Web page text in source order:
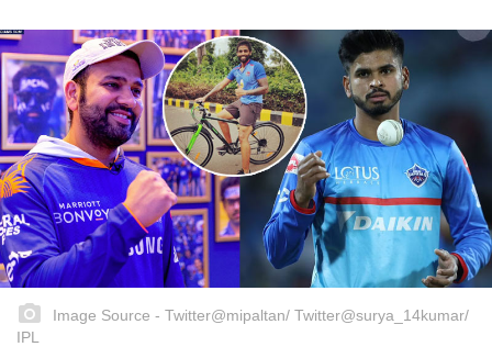
Image Source - Twitter@mipaltan/ Twitter@surya_14kumar/
IPL